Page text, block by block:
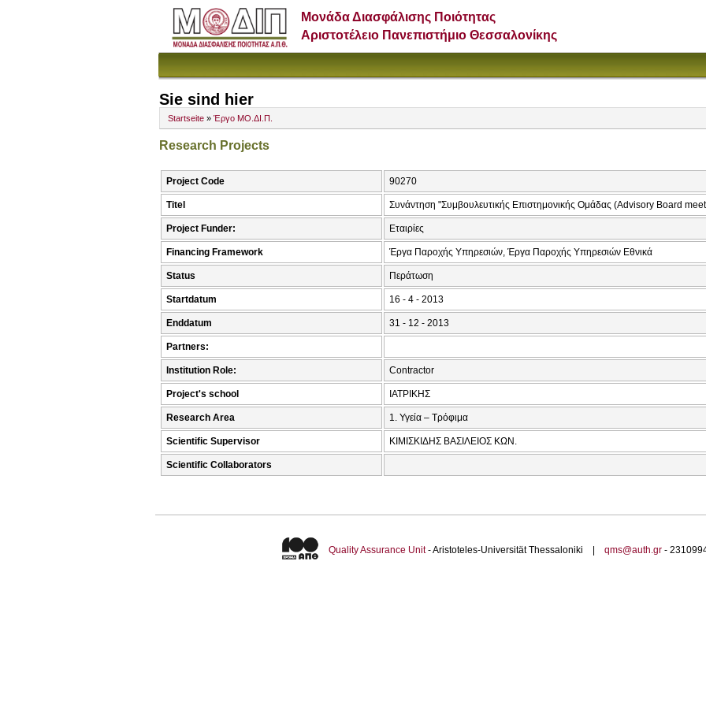
Μονάδα Διασφάλισης Ποιότητας
Αριστοτέλειο Πανεπιστήμιο Θεσσαλονίκης
Sie sind hier
Startseite » Έργο ΜΟ.ΔΙ.Π.
Research Projects
Project Code 90270
Titel Συνάντηση "Συμβουλευτικής Επιστημονικής Ομάδας (Advisory Board
Project Funder: Εταιρίες
Financing Framework Έργα Παροχής Υπηρεσιών, Έργα Παροχής Υπηρεσιών Εθνικά
Status Περάτωση
Startdatum 16 - 4 - 2013
Enddatum 31 - 12 - 2013
Partners:
Institution Role: Contractor
Project's school ΙΑΤΡΙΚΗΣ
Research Area 1. Υγεία – Τρόφιμα
Scientific Supervisor ΚΙΜΙΣΚΙΔΗΣ ΒΑΣΙΛΕΙΟΣ ΚΩΝ.
Scientific Collaborators
Quality Assurance Unit- Aristoteles-Universität Thessaloniki | qms@auth.gr -